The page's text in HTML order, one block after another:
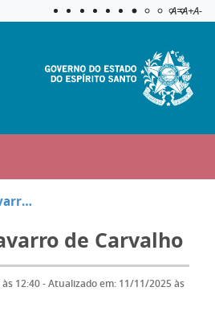
Aplicar
A=A+A-
CT Jayme Navarro de Carvalho
de Carvalho
12:40 - Atualizado em: 11/11/2025 às